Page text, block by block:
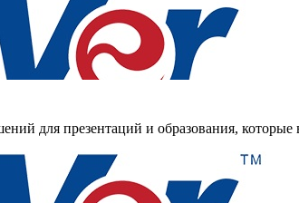
для презентаций и образования,